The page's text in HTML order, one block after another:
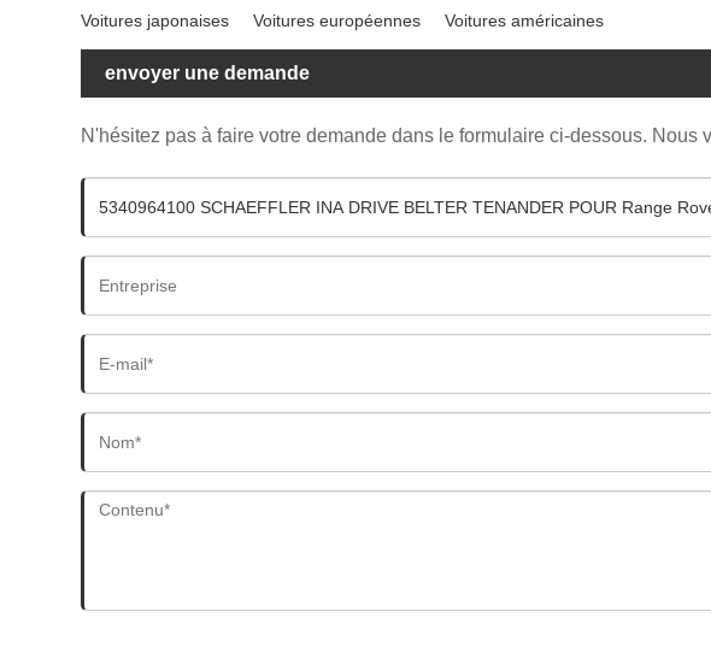
Voitures japonaises Voitures européennes Voitures américaines
envoyer une demande
N'hésitez pas à faire votre demande dans le formulaire ci-dessous. Nous